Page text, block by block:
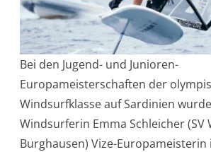
Bei den Jugend- und Junioren-
Europameisterschaften der
Windsurfklasse auf Sardinien
Windsurferin Emma Schleicher (SV
Burghausen) Vize-Europameisterin